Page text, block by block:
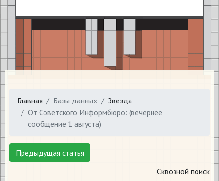
Главная Базы данных
Звезда
От Советского Информбюро: (вечернее
сообщение 1 августа)
Предыдущая статья
Сквозной поиск